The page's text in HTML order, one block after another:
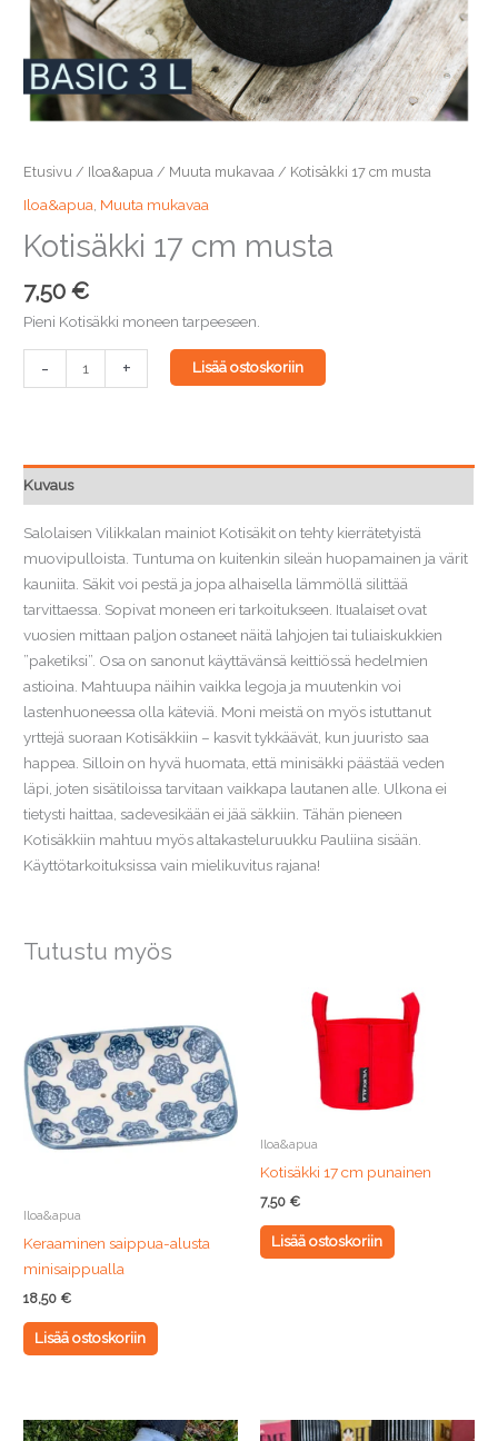
Etusivu / Iloa&apua / Muuta mukavaa / Kotisäkki 17 cm musta
Iloa&apua, Muuta mukavaa
Kotisäkki 17 cm musta
7,50€
Pieni Kotisäkki moneen tarpeeseen.
-
17
määrä
+ Lisää ostoskoriin
Kuvaus
Salolaisen Vilikkalan mainiot Kotisäkit on tehty kierrätetyistä
muovipulloista. Tuntuma on kuitenkin sileän huopamainen ja värit
kauniita. Säkit voi pestä ja jopa alhaisella lämmöllä silittää
tarvittaessa. Sopivat moneen eri tarkoitukseen. Itualaiset ovat
vuosien mittaan paljon ostaneet näitä lahjojen tai tuliaiskukkien
”paketiksi”. Osa on sanonut käyttävänsä keittiössä hedelmien
astioina. Mahtuupa näihin vaikka legoja ja muutenkin voi
lastenhuoneessa olla käteviä. Moni meistä on myös istuttanut
yrttejä suoraan Kotisäkkiin – kasvit tykkäävät, kun juuristo saa
happea. Silloin on hyvä huomata, että minisäkki päästää veden
läpi, joten sisätiloissa tarvitaan vaikkapa lautanen alle. Ulkona ei
tietysti haittaa, sadevesikään ei jää säkkiin. Tähän pieneen
Kotisäkkiin mahtuu myös altakasteluruukku Pauliina sisään.
Käyttötarkoituksissa vain mielikuvitus rajana!
Tutustu myös
Iloa&apua
Keraaminen saippua-alusta
minisaippualla
18,50 €
Lisää ostoskoriin
Iloa&apua
Kotisäkki 17 cm punainen
7,50 €
Lisää ostoskoriin